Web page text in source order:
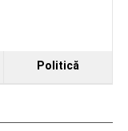
Politică